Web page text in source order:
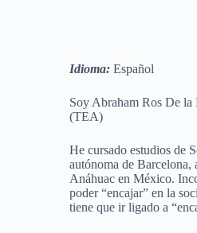
Idioma: Español
Soy Abraham Ros De la
(TEA)
He cursado estudios de
autónoma de
Anáhuac en México.
poder “encajar” en la
tiene que ir ligado a